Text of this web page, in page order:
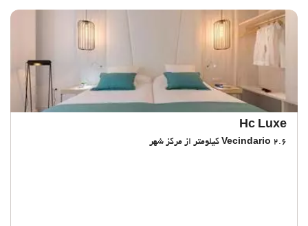
Hc Luxe
Vecindario 2.6 کیلومتر از مرکز شهر